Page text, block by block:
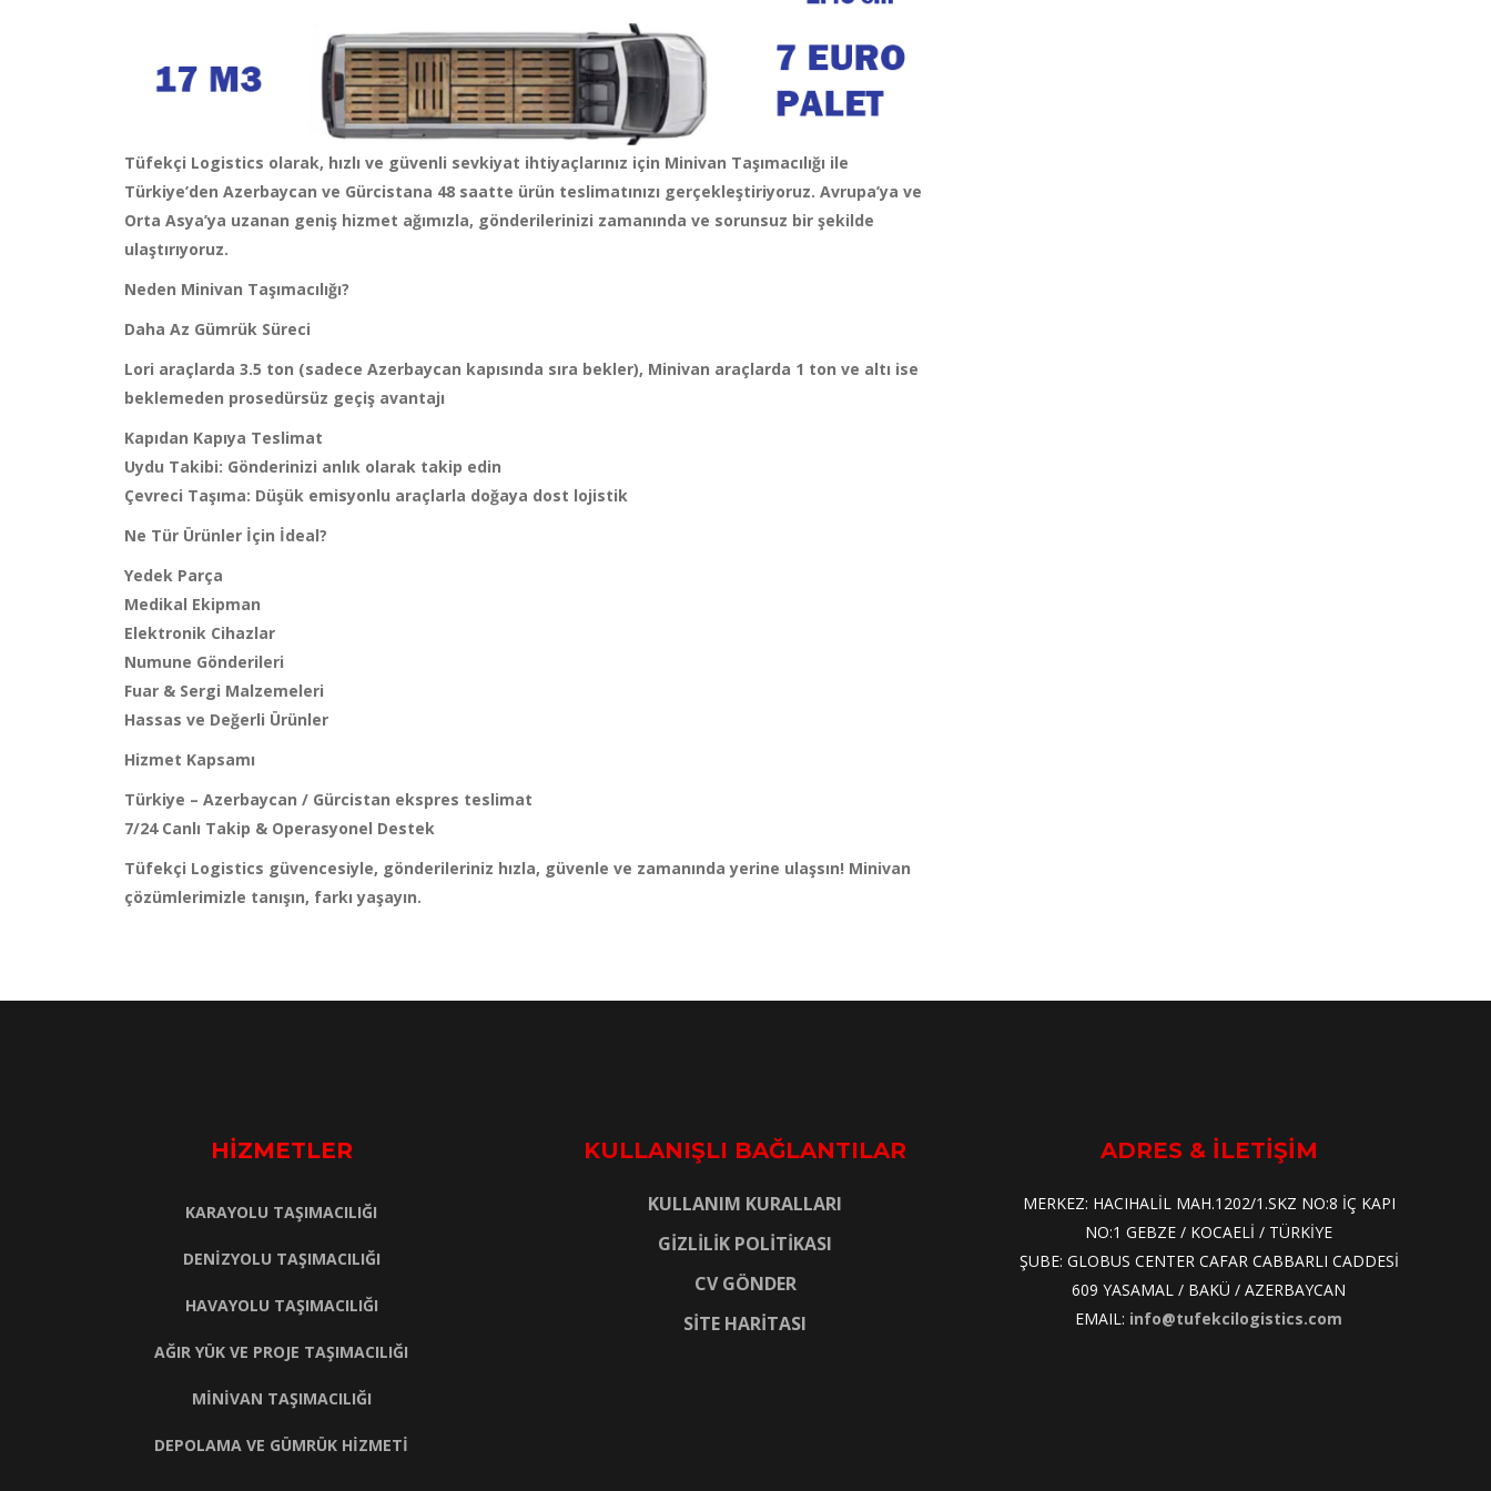
Tüfekçi Logistics olarak, hızlı ve güvenli sevkiyat ihtiyaçlarınız için Minivan Taşımacılığı ile
Türkiye’den Azerbaycan ve Gürcistana 48 saatte ürün teslimatınızı gerçekleştiriyoruz. Avrupa’ya ve
Orta Asya’ya uzanan geniş hizmet ağımızla, gönderilerinizi zamanında ve sorunsuz bir şekilde
ulaştırıyoruz.
Neden Minivan Taşımacılığı?
Daha Az Gümrük Süreci
Lori araçlarda 3.5 ton (sadece Azerbaycan kapısında sıra bekler), Minivan araçlarda 1 ton ve altı ise
beklemeden prosedürsüz geçiş avantajı
Kapıdan Kapıya Teslimat
Uydu Takibi: Gönderinizi anlık olarak takip edin
Çevreci Taşıma: Düşük emisyonlu araçlarla doğaya dost lojistik
Ne Tür Ürünler İçin İdeal?
Yedek Parça
Medikal Ekipman
Elektronik Cihazlar
Numune Gönderileri
Fuar & Sergi Malzemeleri
Hassas ve Değerli Ürünler
Hizmet Kapsamı
Türkiye – Azerbaycan / Gürcistan ekspres teslimat
7/24 Canlı Takip & Operasyonel Destek
Tüfekçi Logistics güvencesiyle, gönderileriniz hızla, güvenle ve zamanında yerine ulaşsın! Minivan
çözümlerimizle tanışın, farkı yaşayın.
HİZMETLER
KARAYOLU TAŞIMACILIĞI
DENİZYOLU TAŞIMACILIĞI
HAVAYOLU TAŞIMACILIĞI
AĞIR YÜK VE PROJE TAŞIMACILIĞI
MİNİVAN TAŞIMACILIĞI
DEPOLAMA VE GÜMRÜK HİZMETİ
KULLANIŞLI BAĞLANTILAR
KULLANIM KURALLARI
GİZLİLİK POLİTİKASI
CV GÖNDER
SİTE HARİTASI
ADRES & İLETİŞİM
MERKEZ: HACIHALİL MAH.1202/1.SKZ NO:8 İÇ KAPI
NO:1 GEBZE / KOCAELİ / TÜRKİYE
ŞUBE: GLOBUS CENTER CAFAR CABBARLI CADDESİ
609 YASAMAL / BAKÜ / AZERBAYCAN
EMAIL: info@tufekcilogistics.com